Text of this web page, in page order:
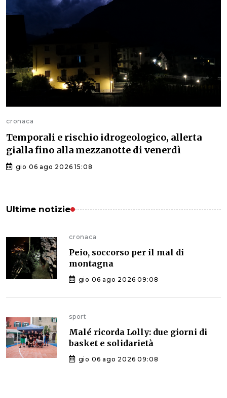
cronaca
Temporali e rischio idrogeologico, allerta
gialla fino alla mezzanotte di venerdì
gio 06 ago 2026 15:08
Ultime notizie
cronaca
Peio, soccorso per il mal di
montagna
gio 06 ago 2026 09:08
sport
Malé ricorda Lolly: due giorni di
basket e solidarietà
gio 06 ago 2026 09:08